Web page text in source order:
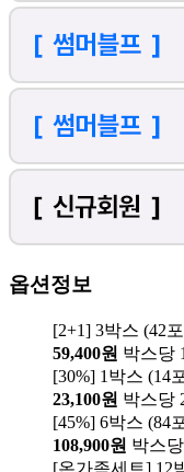
옵션정보
[2+1] 3박스 (42
59,400원 박스당
[30%] 1박스 (14
23,100원 박스당
[45%] 6박스 (84
108,900원 박스
[온가족세트] 12